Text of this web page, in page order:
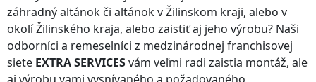
záhradný altánok či altánokv Žilinskom kraji, alebo v
okolíŽilinského kraja, alebo zaistiť aj jeho výrobu? Naši
odborníci a remeselníci z medzinárodnej franchisovej
siete EXTRA SERVICESvám veľmi radi zaistia montáž, ale